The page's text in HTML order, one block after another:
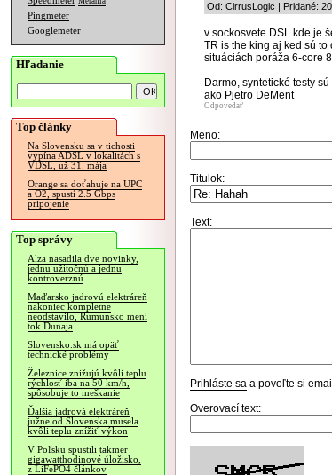
Pingmeter
Googlemeter
Hľadanie
Top články
Na Slovensku sa v tichosti
vypína ADSL v lokalitách s
VDSL, už 31. mája
Orange sa doťahuje na UPC
a O2, spustí 2.5 Gbps
pripojenie
Top správy
Alza nasadila dve novinky,
jednu užitočnú a jednu
kontroverznú
Maďarsko jadrovú elektráreň
nakoniec kompletne
neodstavilo, Rumunsko mení
tok Dunaja
Slovensko.sk má opäť
technické problémy
Železnice znižujú kvôli teplu
rýchlosť iba na 50 km/h,
spôsobuje to meškanie
Ďalšia jadrová elektráreň
južne od Slovenska musela
kvôli teplu znížiť výkon
V Poľsku spustili takmer
gigawatthodinové úložisko,
z LiFePO4 článkov
Od: CirrusLogic | Pridané:
v sockosvete DSL kde je
TR is the king aj ked sú
situáciách poráža 6-core
Darmo, syntetické testy
ako Pjetro DeMent
Odpovedať
Meno:
Titulok:
Text:
Prihláste sa a povoľte si
Overovací text: